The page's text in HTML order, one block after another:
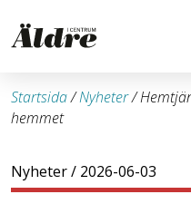
Startsida/Nyheter/
hemmet
Nyheter/ 2026-06-03